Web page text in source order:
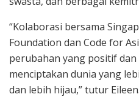
“Kolaborasi bersama
Foundation dan Code for
perubahan yang positif
menciptakan dunia yang
dan lebih hijau,” tutur Eileen.